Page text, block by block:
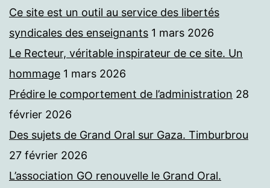
Ce site est un outil au service des libertés
syndicales des enseignants 1 mars 2026
Le Recteur, véritable inspirateur de ce site. Un
hommage 1 mars 2026
Prédire le comportement de l’administration 28
février 2026
Des sujets de Grand Oral sur Gaza. Timburbrou
27 février 2026
L’association GO renouvelle le Grand Oral.